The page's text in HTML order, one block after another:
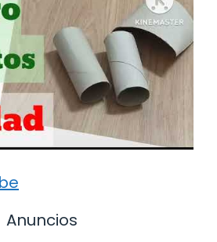
Anuncios